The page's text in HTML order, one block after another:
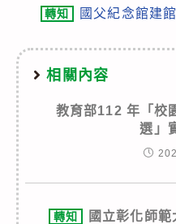
轉知 國父紀念館建
相關內容
教育部112 年「校
選」
轉知
國立彰化師